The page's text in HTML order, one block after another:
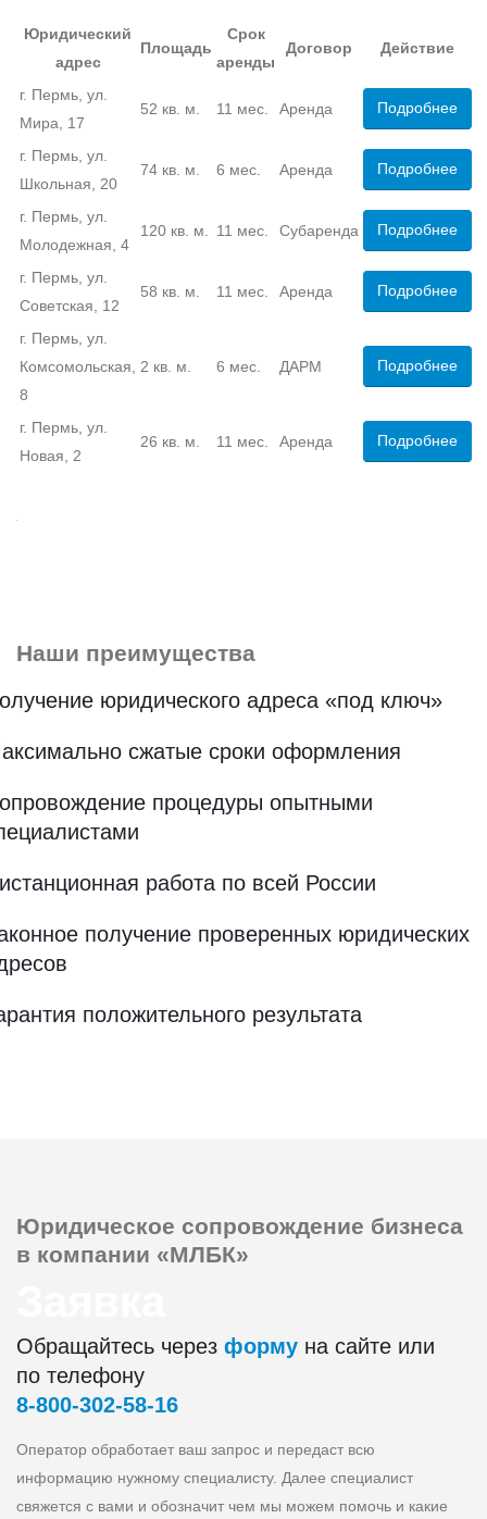
Юридический
адрес
Площадь
Cрок
аренды
Договор Действие
г. Пермь, ул.
Мира, 17
52 кв. м. 11 мес. Аренда Подробнее
г. Пермь, ул.
Школьная, 20
74 кв. м. 6 мес. Аренда Подробнее
г. Пермь, ул.
Молодежная, 4
120 кв. м. 11 мес. Субаренда Подробнее
г. Пермь, ул.
Советская, 12
58 кв. м. 11 мес. Аренда Подробнее
г. Пермь, ул.
Комсомольская,
8
2 кв. м. 6 мес. ДАРМ Подробнее
г. Пермь, ул.
Новая, 2
26 кв. м. 11 мес. Аренда Подробнее
Наши преимущества
юридического адреса «под ключ»
сжатые сроки оформления
процедуры опытными
работа по всей России
получение проверенных юридических
положительного результата
Юридическое сопровождение бизнеса
в компании «МЛБК»
Обращайтесь через форму на сайте или
по телефону
8‑800‑302‑58‑16
Оператор обработает ваш запрос и передаст всю
информацию нужному специалисту. Далее специалист
свяжется с вами и обозначит чем мы можем помочь и какие